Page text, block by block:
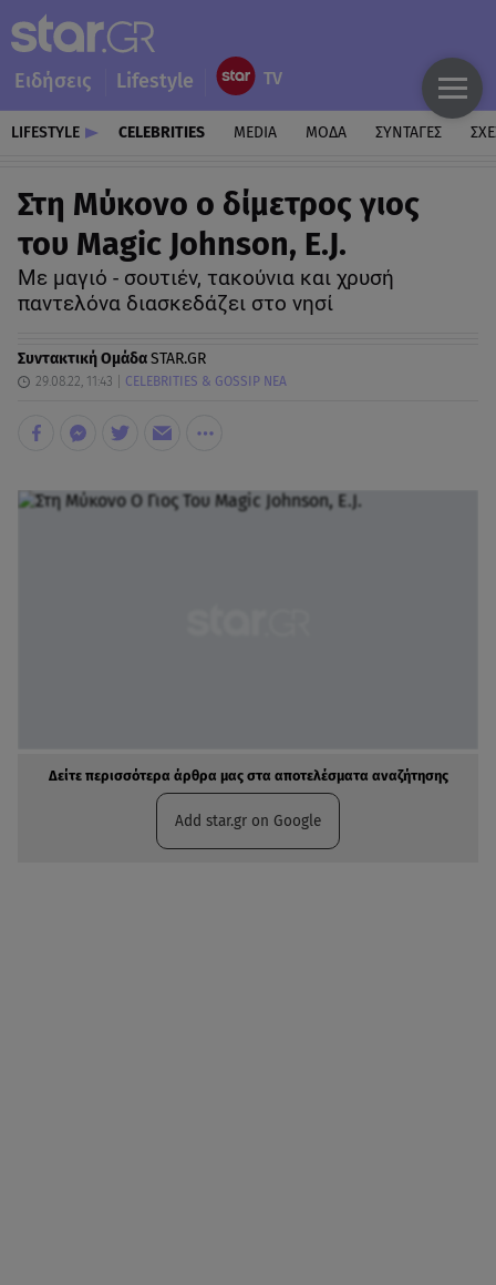
Ειδήσεις Lifestyle
LIFESTYLE CELEBRITIES MEDIA ΜΟΔΑ ΣΥΝΤΑΓΕΣ
Στη Μύκονο ο δίμετρος γιος
του Magic Johnson, E.J.
Με μαγιό - σουτιέν, τακούνια και χρυσή
παντελόνα διασκεδάζει στο νησί
Συντακτική ΟμάδαSTAR.GR
29.08.22, 11:43 CELEBRITIES & GOSSIP ΝΕΑ
Δείτε περισσότερα άρθρα μας στα αποτελέσματα αναζήτησης
Add star.gr on Google